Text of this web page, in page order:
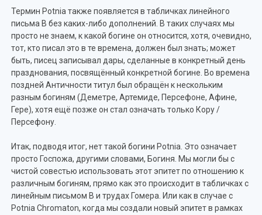
Термин Potnia также появляется в табличках линейного
письма B без каких-либо дополнений. В таких случаях мы
просто не знаем, к какой богине он относится, хотя, очевидно,
тот, кто писал это в те времена, должен был знать; может
быть, писец записывал дары, сделанные в конкретный день
празднования, посвящённый конкретной богине. Во времена
поздней Античности титул был обращён к нескольким
разным богиням (Деметре, Артемиде, Персефоне, Афине,
Гере), хотя ещё позже он стал означать только Кору /
Персефону.
Итак, подводя итог, нет такой богини Potnia. Это означает
просто Госпожа, другими словами, Богиня. Мы могли бы с
чистой совестью использовать этот эпитет по отношению к
различным богиням, прямо как это происходит в табличках с
линейным письмом B и трудах Гомера. Или как в случае с
Potnia Chromaton, когда мы создали новый эпитет в рамках